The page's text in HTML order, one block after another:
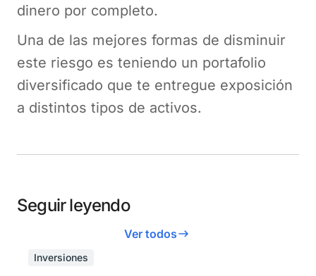
dinero por completo.
Una de las mejores formas de disminuir
este riesgo es teniendo un portafolio
diversificado que te entregue exposición
a distintos tipos de activos.
Seguir leyendo
Ver todos
Inversiones